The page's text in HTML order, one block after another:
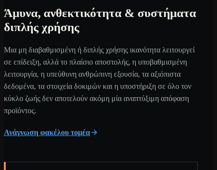
Άμυνα, ανθεκτικότητα & συστήματα
διπλής χρήσης
Μια μη διαβαθμισμένη ή διπλής χρήσης ικανότητα λειτουργεί
σε επίδειξη, αλλά το πλαίσιο αποστολής, η υποβαθμισμένη
λειτουργία, η υπεύθυνη ανθρώπινη εξουσία, τα αξιόπιστα
δεδομένα, τα στοιχεία δοκιμών και η υποστήριξη σε όλο τον
κύκλο ζωής δεν αποτελούν ακόμη μία αναπτύξιμη απόφαση
προϊόντος.
Ανάγνωση φακέλου τομέα